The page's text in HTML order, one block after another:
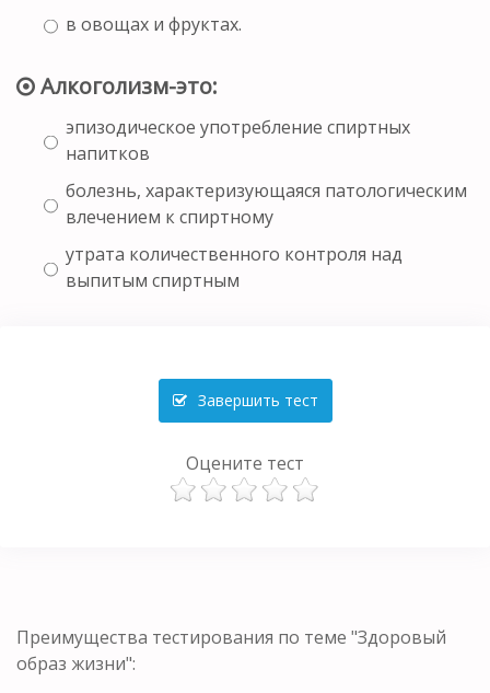
в овощах и фруктах.
Алкоголизм-это:
эпизодическое употребление спиртных
напитков
болезнь, характеризующаяся патологическим
влечением к спиртному
утрата количественного контроля над
выпитым спиртным
Завершить тест
Оцените тест
Преимущества тестирования по теме "Здоровый
образ жизни":